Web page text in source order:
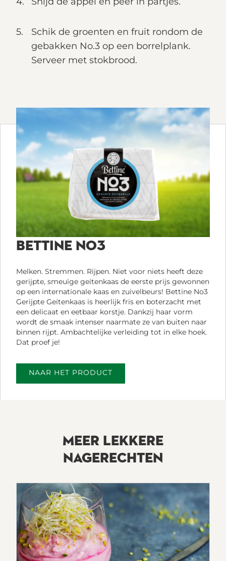
Schik de groenten en fruit rondom de
gebakken No.3 op een borrelplank.
Serveer met stokbrood.
BETTINE NO3
Melken. Stremmen. Rijpen. Niet voor niets heeft deze
gerijpte, smeuïge geitenkaas de eerste prijs gewonnen
op een internationale kaas en zuivelbeurs! Bettine No3
Gerijpte Geitenkaas is heerlijk fris en boterzacht met
een delicaat en eetbaar korstje. Dankzij haar vorm
wordt de smaak intenser naarmate ze van buiten naar
binnen rijpt. Ambachtelijke verleiding tot in elke hoek.
Dat proef je!
NAAR HET PRODUCT
MEER LEKKERE
NAGERECHTEN